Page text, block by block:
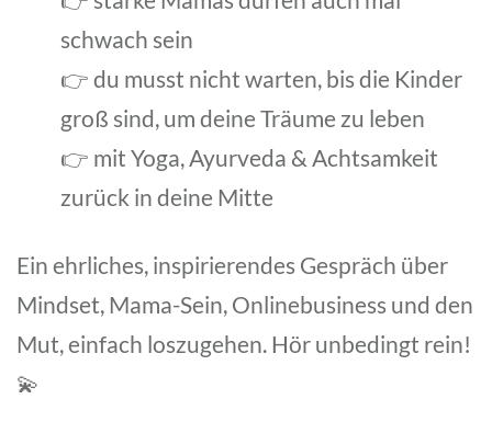
schwach sein
👉 du musst nicht warten, bis die Kinder
groß sind, um deine Träume zu leben
👉 mit Yoga, Ayurveda & Achtsamkeit
zurück in deine Mitte
Ein ehrliches, inspirierendes Gespräch über
Mindset, Mama-Sein, Onlinebusiness und den
Mut, einfach loszugehen. Hör unbedingt rein!
💫